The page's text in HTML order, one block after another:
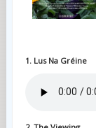
1. Lus Na Gréine